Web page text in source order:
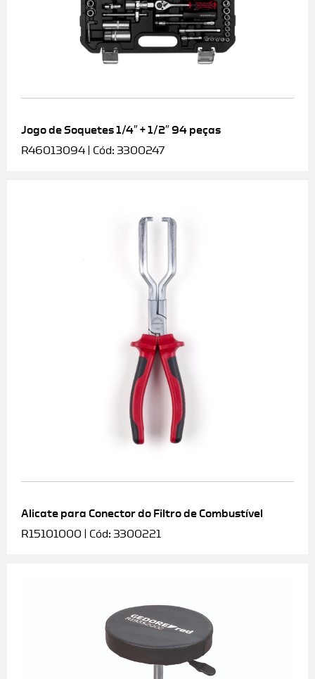
Jogo de Soquetes 1/4″ + 1/2″ 94 peças
R46013094 | Cód: 3300247
Alicate para Conector do Filtro de Combustível
R15101000 | Cód: 3300221